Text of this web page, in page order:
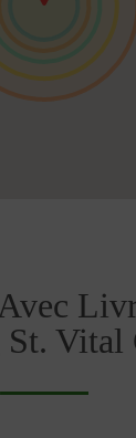
Vital